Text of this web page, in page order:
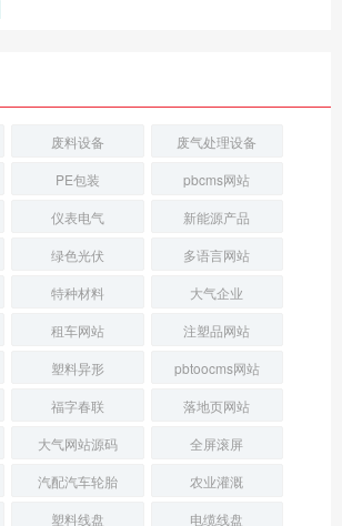
废料设备
废气处理设备
PE包装
pbcms网站
仪表电气
新能源产品
绿色光伏
多语言网站
特种材料
大气企业
租车网站
注塑品网站
塑料异形
pbtoocms网站
福字春联
落地页网站
大气网站源码
全屏滚屏
汽配汽车轮胎
农业灌溉
塑料线盘
电缆线盘